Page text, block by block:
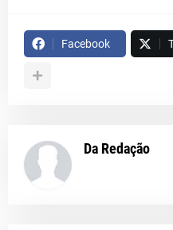
Facebook
Da Redação